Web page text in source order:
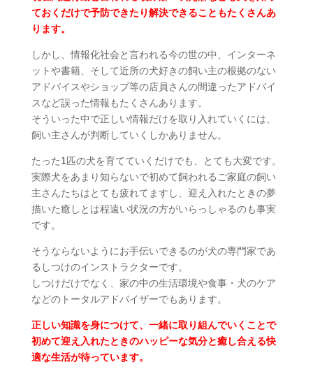
ておくだけで予防できたり解決できることもたくさんあ
ります。
しかし、情報化社会と言われる今の世の中、インターネ
ットや書籍、そして近所の犬好きの飼い主の根拠のない
アドバイスやショップ等の店員さんの間違ったアドバイ
スなど誤った情報もたくさんあります。
そういった中で正しい情報だけを取り入れていくには、
飼い主さんが判断していくしかありません。
たった1匹の犬を育てていくだけでも、とても大変です。
実際犬をあまり知らないで初めて飼われるご家庭の飼い
主さんたちはとても疲れてますし、迎え入れたときの夢
描いた癒しとは程遠い状況の方がいらっしゃるのも事実
です。
そうならないようにお手伝いできるのが犬の専門家であ
るしつけのインストラクターです。
しつけだけでなく、家の中の生活環境や食事・犬のケア
などのトータルアドバイザーでもあります。
正しい知識を身につけて、一緒に取り組んでいくことで
初めて迎え入れたときのハッピーな気分と癒し合える快
適な生活が待っています。